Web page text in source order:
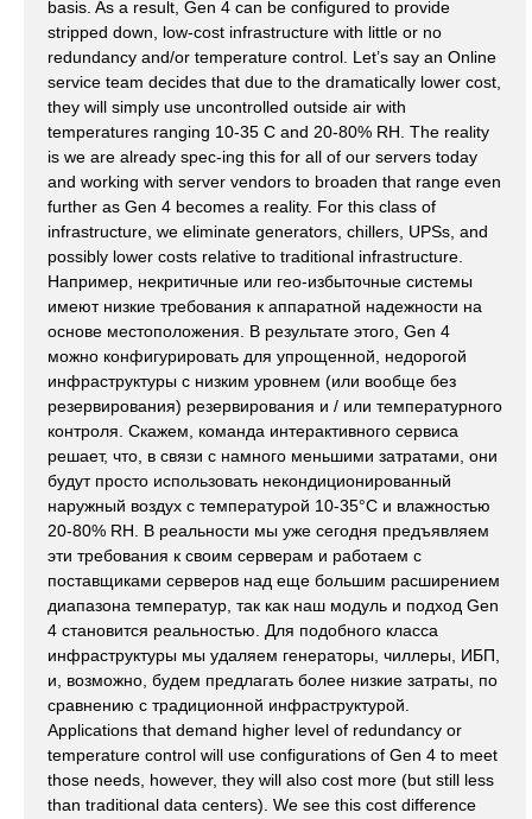
basis. As a result, Gen 4 can be configured to provide
stripped down, low-cost infrastructure with little or no
redundancy and/or temperature control. Let’s say an Online
service team decides that due to the dramatically lower cost,
they will simply use uncontrolled outside air with
temperatures ranging 10-35 C and 20-80% RH. The reality
is we are already spec-ing this for all of our servers today
and working with server vendors to broaden that range even
further as Gen 4 becomes a reality. For this class of
infrastructure, we eliminate generators, chillers, UPSs, and
possibly lower costs relative to traditional infrastructure.
Например, некритичные или гео-избыточные системы
имеют низкие требования к аппаратной надежности на
основе местоположения. В результате этого, Gen 4
можно конфигурировать для упрощенной, недорогой
инфраструктуры с низким уровнем (или вообще без
резервирования) резервирования и / или температурного
контроля. Скажем, команда интерактивного сервиса
решает, что, в связи с намного меньшими затратами, они
будут просто использовать некондиционированный
наружный воздух с температурой 10-35°C и влажностью
20-80% RH. В реальности мы уже сегодня предъявляем
эти требования к своим серверам и работаем с
поставщиками серверов над еще большим расширением
диапазона температур, так как наш модуль и подход Gen
4 становится реальностью. Для подобного класса
инфраструктуры мы удаляем генераторы, чиллеры, ИБП,
и, возможно, будем предлагать более низкие затраты, по
сравнению с традиционной инфраструктурой.
Applications that demand higher level of redundancy or
temperature control will use configurations of Gen 4 to meet
those needs, however, they will also cost more (but still less
than traditional data centers). We see this cost difference